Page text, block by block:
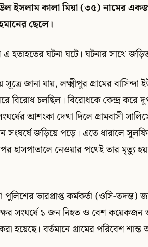
ইসলাম কালা মিয়া (৩৫) নামের
ছেলে।
এ হতাহতের ঘটনা ঘটে। ঘটনার সাথে
সূত্রে জানা যায়, লক্ষ্মীপুর গ্রামের
বিরোধ চলছিল। বিরোধকে কেন্দ্র করে
আশংকা দেখা দিলে গ্রামবাসী
সংঘর্ষে জড়িয়ে পড়ে। এতে ধারালে
হাসপাতালে নেওয়ার পথেই তার মৃত্যু
পুলিশের ভারপ্রাপ্ত কর্মকর্তা (ওসি-
সংঘর্ষে ১ জন নিহত ও বেশ কয়েকজন
বর্তমানে গ্রামের পরিবেশ